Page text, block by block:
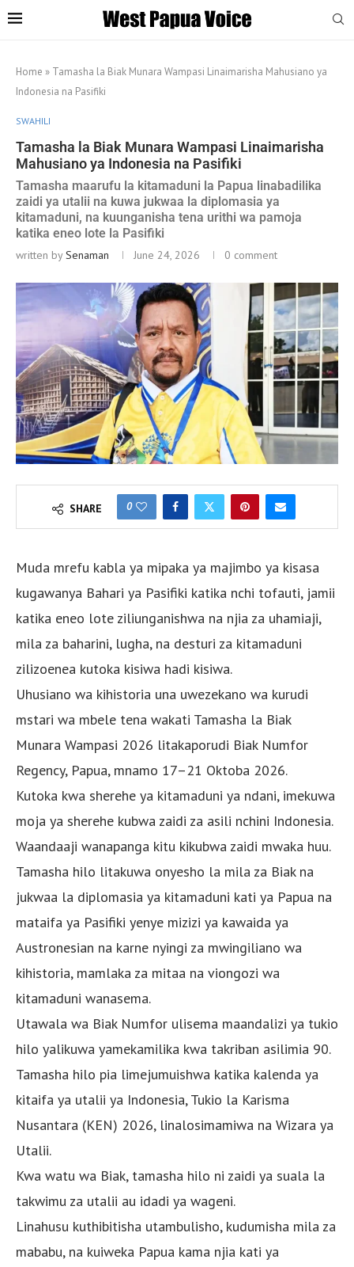
Home » Tamasha la Biak Munara Wampasi Linaimarisha Mahusiano ya
Indonesia na Pasifiki
SWAHILI
Tamasha la Biak Munara Wampasi Linaimarisha
Mahusiano ya Indonesia na Pasifiki
Tamasha maarufu la kitamaduni la Papua linabadilika
zaidi ya utalii na kuwa jukwaa la diplomasia ya
kitamaduni, na kuunganisha tena urithi wa pamoja
katika eneo lote la Pasifiki
written bySenaman June 24, 2026 0 comment
SHARE 0
Muda mrefu kabla ya mipaka ya majimbo ya kisasa
kugawanya Bahari ya Pasifiki katika nchi tofauti, jamii
katika eneo lote ziliunganishwa na njia za uhamiaji,
mila za baharini, lugha, na desturi za kitamaduni
zilizoenea kutoka kisiwa hadi kisiwa.
Uhusiano wa kihistoria una uwezekano wa kurudi
mstari wa mbele tena wakati Tamasha la Biak
Munara Wampasi 2026 litakaporudi Biak Numfor
Regency, Papua, mnamo 17–21 Oktoba 2026.
Kutoka kwa sherehe ya kitamaduni ya ndani, imekuwa
moja ya sherehe kubwa zaidi za asili nchini Indonesia.
Waandaaji wanapanga kitu kikubwa zaidi mwaka huu.
Tamasha hilo litakuwa onyesho la mila za Biak na
jukwaa la diplomasia ya kitamaduni kati ya Papua na
mataifa ya Pasifiki yenye mizizi ya kawaida ya
Austronesian na karne nyingi za mwingiliano wa
kihistoria, mamlaka za mitaa na viongozi wa
kitamaduni wanasema.
Utawala wa Biak Numfor ulisema maandalizi ya tukio
hilo yalikuwa yamekamilika kwa takriban asilimia 90.
Tamasha hilo pia limejumuishwa katika kalenda ya
kitaifa ya utalii ya Indonesia, Tukio la Karisma
Nusantara (KEN) 2026, linalosimamiwa na Wizara ya
Utalii.
Kwa watu wa Biak, tamasha hilo ni zaidi ya suala la
takwimu za utalii au idadi ya wageni.
Linahusu kuthibitisha utambulisho, kudumisha mila za
mababu, na kuiweka Papua kama njia kati ya